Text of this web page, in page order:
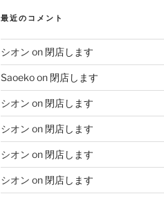
最近のコメント
シオン on閉店します
Saoekoon閉店します
シオン on閉店します
シオン on閉店します
シオン on閉店します
シオン on閉店します